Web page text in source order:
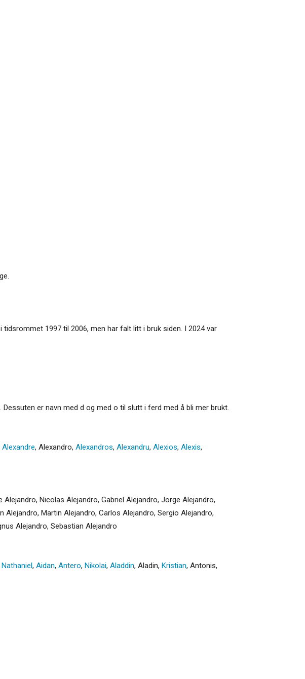
1997 til 2006, men har falt litt i bruk siden. I 2024 var
er navn med d og med o til slutt i ferd med å bli mer brukt.
Alexandre, Alexandro, Alexandros, Alexandru, Alexios, Alexis,
Nicolas Alejandro, Gabriel Alejandro, Jorge Alejandro,
Martin Alejandro, Carlos Alejandro, Sergio Alejandro,
Alejandro, Sebastian Alejandro
Nathaniel, Aidan, Antero, Nikolai, Aladdin, Aladin, Kristian, Antonis,